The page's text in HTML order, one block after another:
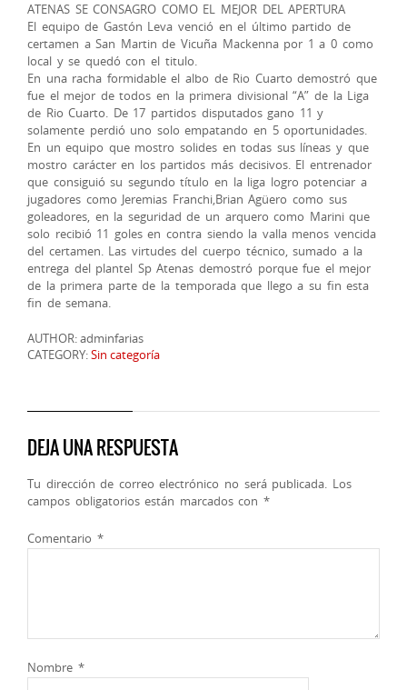
ATENAS SE CONSAGRO COMO EL MEJOR DEL APERTURA
El equipo de Gastón Leva venció en el último partido de
certamen a San Martin de Vicuña Mackenna por 1 a 0 como
local y se quedó con el titulo.
En una racha formidable el albo de Rio Cuarto demostró que
fue el mejor de todos en la primera divisional “A” de la Liga
de Rio Cuarto. De 17 partidos disputados gano 11 y
solamente perdió uno solo empatando en 5 oportunidades.
En un equipo que mostro solides en todas sus líneas y que
mostro carácter en los partidos más decisivos. El entrenador
que consiguió su segundo título en la liga logro potenciar a
jugadores como Jeremias Franchi,Brian Agüero como sus
goleadores, en la seguridad de un arquero como Marini que
solo recibió 11 goles en contra siendo la valla menos vencida
del certamen. Las virtudes del cuerpo técnico, sumado a la
entrega del plantel Sp Atenas demostró porque fue el mejor
de la primera parte de la temporada que llego a su fin esta
fin de semana.
AUTHOR: adminfarias
CATEGORY:Sin categoría
DEJA UNA RESPUESTA
Tu dirección de correo electrónico no será publicada. Los
campos obligatorios están marcados con *
Comentario *
Nombre *